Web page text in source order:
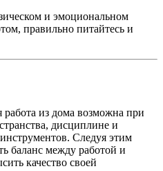
и эмоциональном
правильно питайтесь и
из дома возможна при
дисциплине и
Следуя этим
баланс между работой и
качество своей